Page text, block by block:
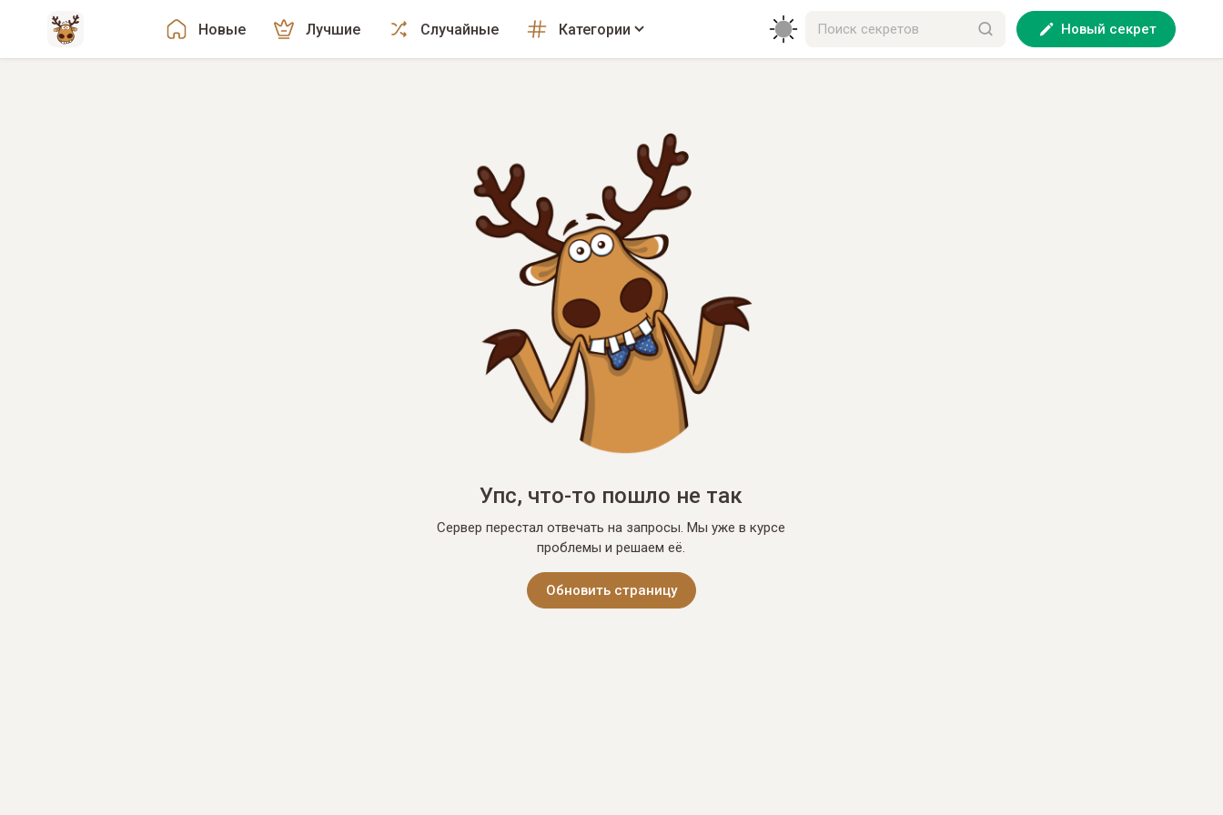
Новые Лучшие Случайные Категории Новый секрет
Упс, что-то пошло не так
Сервер перестал отвечать на запросы. Мы уже в курсе
проблемы и решаем её.
Обновить страницу